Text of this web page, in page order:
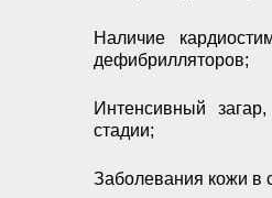
Наличие
дефибрилляторов;
Интенсивный
стадии;
Заболевания кожи в